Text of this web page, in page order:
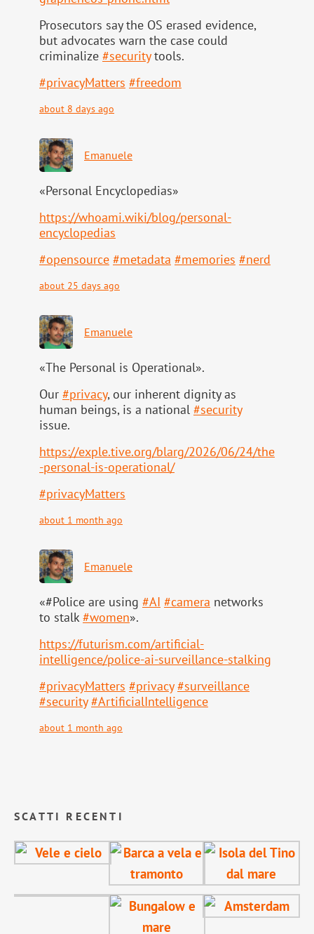
Prosecutors say the OS erased evidence,
but advocates warn the case could
criminalize #securitytools.
#privacyMatters #freedom
about 8 days ago
Emanuele
«Personal Encyclopedias»
https://whoami.wiki/blog/personal-
encyclopedias
#opensource #metadata #memories #nerd
about 25 days ago
Emanuele
«The Personal is Operational».
Our #privacy, our inherent dignity as
human beings, is a national #security
issue.
https://exple.tive.org/blarg/2026/06/24/the
-personal-is-operational/
#privacyMatters
about 1 month ago
Emanuele
«#Police are using #AI #camera networks
to stalk#women».
https://futurism.com/artificial-
intelligence/police-ai-surveillance-stalking
#privacyMatters #privacy #surveillance
#security #ArtificialIntelligence
about 1 month ago
SCATTI RECENTI